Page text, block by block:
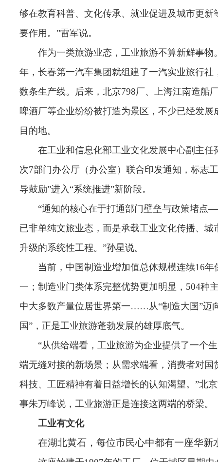
够在教育科普、文化传承、就业促进及城市更新
要作用。”雷军说。
作为一类旅游业态，工业旅游不算新鲜事物
年，长春第一汽车集团就组建了一汽实业旅行社
数条生产线。后来，北京798厂、上海江南造船
啤酒厂等企业纷纷被打造为景区，不少已经发展
目的地。
在工业和信息化部工业文化发展中心副主任
次7部门办公厅（办公室）联合印发通知，标志
导鼓励”进入“系统推进”新阶段。
“通知的核心在于打通部门壁垒与政策堵点
已非单纯文旅业态，而是承载工业文化传播、城
升级的系统性工程。”孙星说。
当前，中国制造业增加值总体规模连续16年
一；制造业门类体系完整优势更加明显，504种
中大多数产量位居世界第一……从“制造大国”迈
国”，正是工业旅游蓬勃发展的雄厚底气。
“从供给端看，工业旅游为企业提供了一个
端无缝对接的新场景；从需求端看，消费者对国
科技、工匠精神有着日益增长的认知渴望。”北
事朱万峰说，工业旅游正是连接这两端的桥梁。
工业有文化
在湖北黄石，每位市民心中都有一座华新